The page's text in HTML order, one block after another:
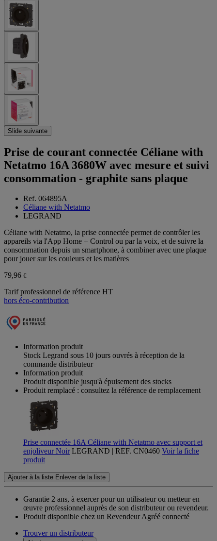
Slide suivante
Prise de courant connectée Céliane with
Netatmo 16A 3680W avec mesure et suivi
consommation - graphite sans plaque
Ref. 064895A
Céliane with Netatmo
LEGRAND
Céliane with Netatmo, la prise connectée permet de contrôler les
appareils via l'App Home + Control ou par la voix, et de suivre la
consommation depuis un smartphone, à combiner avec une plaque
pour jouer sur les couleurs et les matières
79,96 €
Tarif professionnel de référence HT
hors éco-contribution
Information produit
Stock Legrand sous 10 jours ouvrés à réception de la
commande distributeur
Information produit
Produit disponible jusqu'à épuisement des stocks
Produit remplacé : consultez la référence de remplacement
Prise connectée 16A Céliane with Netatmo avec support et
enjoliveur Noir LEGRAND | REF. CN0460 Voir la fiche
produit
Ajouter à la liste Enlever de la liste
Garantie 2 ans, à exercer pour un utilisateur ou metteur en
œuvre professionnel auprès de son distributeur ou revendeur.
Produit disponible chez un Revendeur Agréé connecté
Trouver un distributeur